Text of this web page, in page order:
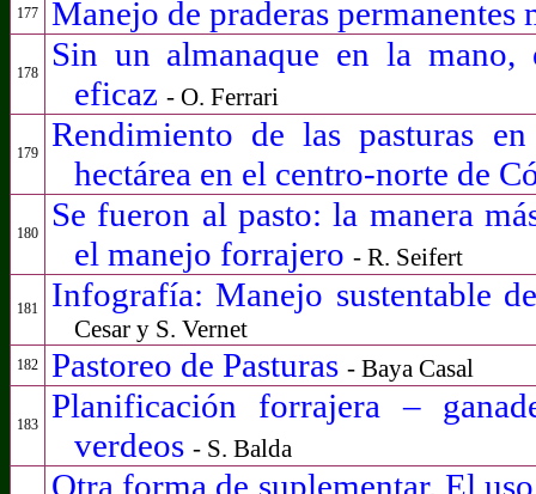
177 Manejo de praderas permanentes
178
Sin un almanaque en la mano,
eficaz - O. Ferrari
179
Rendimiento de las pasturas
hectárea en el centro-norte de
180
Se fueron al pasto: la manera
el manejo forrajero - R. Seifert
181 Infografía: Manejo sustentable
Cesar y S. Vernet
182 Pastoreo de Pasturas - Baya Casal
183
Planificación forrajera –
verdeos - S. Balda
Otra forma de suplementar. El